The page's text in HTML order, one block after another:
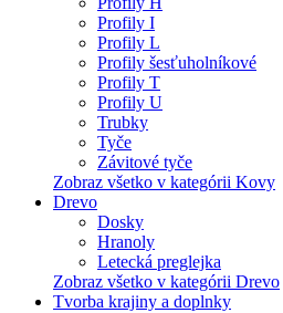
Profily I
Profily L
Profily šesťuholníkové
Profily T
Profily U
Trubky
Tyče
Závitové tyče
Zobraz všetko v kategórii Kovy
Drevo
Dosky
Hranoly
Letecká preglejka
Zobraz všetko v kategórii Drevo
Tvorba krajiny a doplnky